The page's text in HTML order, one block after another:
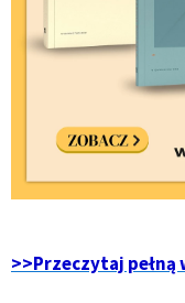
>>Przeczytaj pełną